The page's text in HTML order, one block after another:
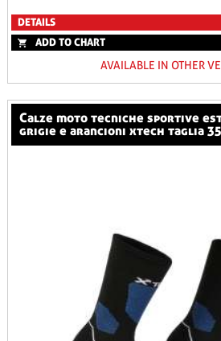
DETAILS
ADD TO CHART
AVAILABLE IN OTHER
calze moto tecniche sportive estive leggere corte
grigie e arancioni xtech taglia